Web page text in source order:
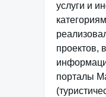
услуги и
проектов,
порталы